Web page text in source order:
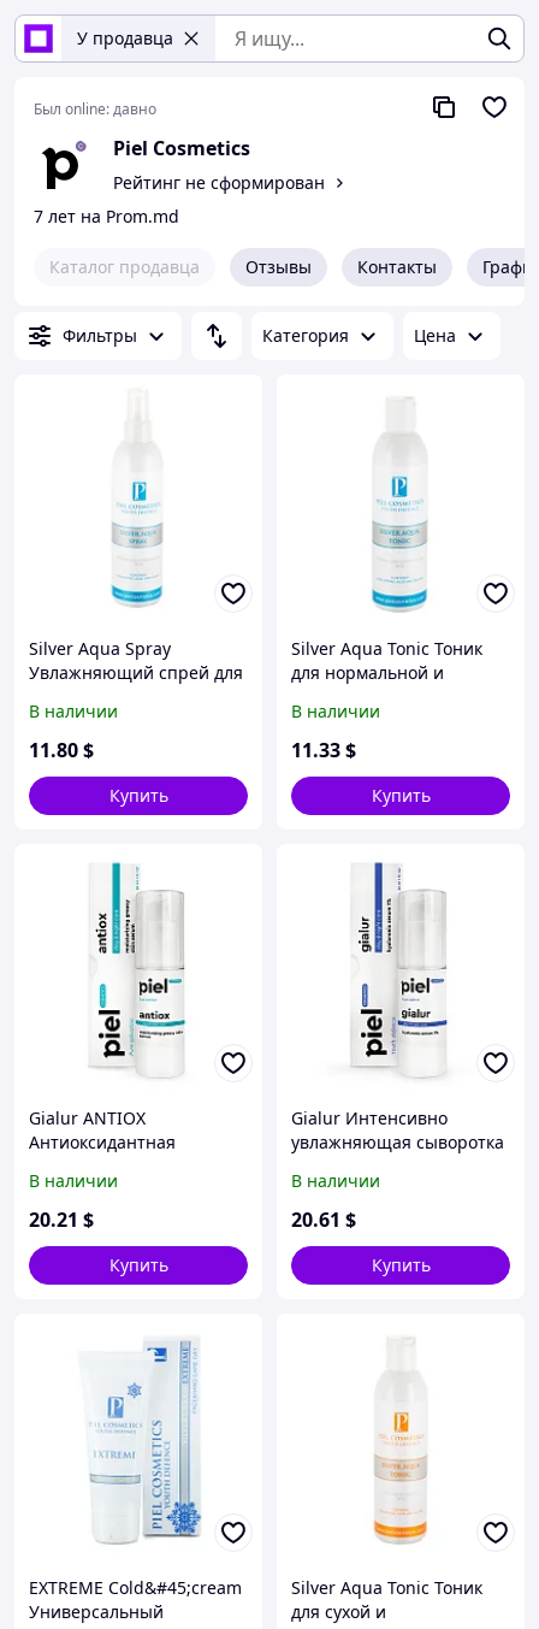
У продавца
Был online:давно
Piel Cosmetics
Рейтинг не сформирован
7 лет на Prom.md
Каталог продавца Отзывы Контакты
Фильтры Категория Цена
Silver Aqua Spray
Увлажняющий спрей для
комбинированной кожи
В наличии
11.80$
Купить
Silver Aqua Tonic Тоник
для нормальной и
В наличии
11.33$
Купить
Gialur ANTIOX
Антиоксидантная
с плацентой и
витаминами С+Е
В наличии
20.21 $
Купить
Gialur Интенсивно
увлажняющая сыворотка
В наличии
20.61 $
Купить
EXTREME Cold&#45;cream
Универсальный
Silver Aqua Tonic Тоник
для сухой и